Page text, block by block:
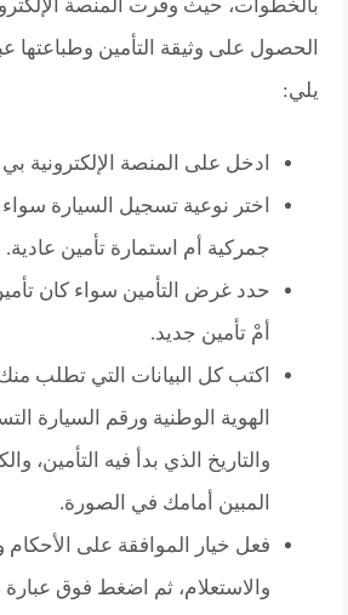
بالخطوات، حيث وفرت المنصة
الحصول على وثيقة التأمين وطباعتها
يلي:
ادخل على المنصة الإلكترونية بي
اختر نوعية تسجيل السيارة
جمركية أم استمارة تأمين عادية.
حدد غرض التأمين سواء كان
أمْ تأمين جديد.
اكتب كل البيانات التي تطلب
الهوية الوطنية ورقم السيارة
والتاريخ الذي بدأ فيه التأمين،
المبين أمامك في الصورة.
فعل خيار الموافقة على
والاستعلام، ثم اضغط فوق عبارة